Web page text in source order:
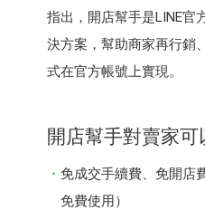
指出，開店幫⼿是LINE官
決⽅案，幫助商家再⾏銷
式在官⽅帳號上實現。
開店幫⼿對賣家可
免成交⼿續費、免開店
免費使用）